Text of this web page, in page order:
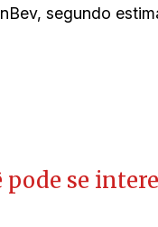
segundo
se